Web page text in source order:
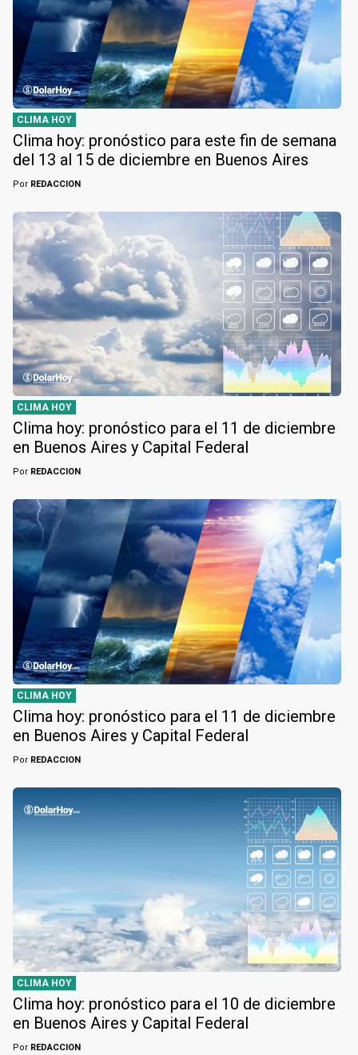
CLIMA HOY
Clima hoy: pronóstico para este fin de semana
del 13 al 15 de diciembre en Buenos Aires
Por REDACCION
CLIMA HOY
Clima hoy: pronóstico para el 11 de diciembre
en Buenos Aires y Capital Federal
Por REDACCION
CLIMA HOY
Clima hoy: pronóstico para el 11 de diciembre
en Buenos Aires y Capital Federal
Por REDACCION
CLIMA HOY
Clima hoy: pronóstico para el 10 de diciembre
en Buenos Aires y Capital Federal
Por REDACCION